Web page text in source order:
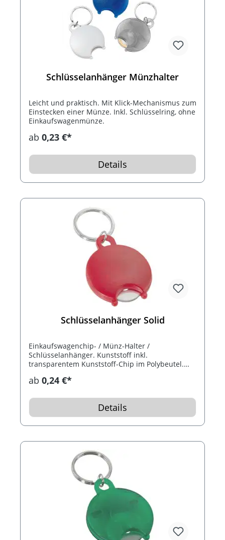
Schlüsselanhänger Münzhalter
Leicht und praktisch. Mit Klick-Mechanismus zum
Einstecken einer Münze. Inkl. Schlüsselring, ohne
Einkaufswagenmünze.
ab 0,23 €*
Details
Schlüsselanhänger Solid
Einkaufswagenchip- / Münz-Halter /
Schlüsselanhänger. Kunststoff inkl.
transparentem Kunststoff-Chip im Polybeutel.
ab 0,24 €*
Details